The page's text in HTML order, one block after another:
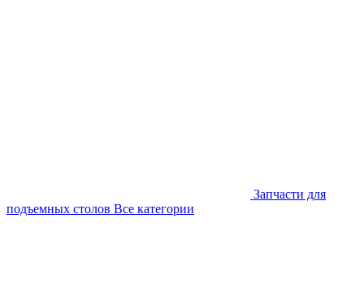
Запчасти для
подъемных столов Все категории